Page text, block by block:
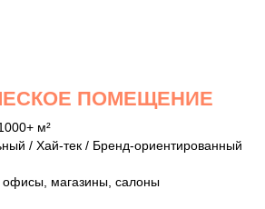
ПОМЕЩЕНИЕ
м²
/ Хай-тек / Бренд-ориентированный
магазины, салоны